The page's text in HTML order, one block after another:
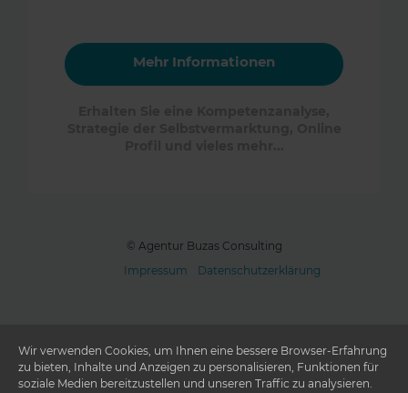
Mehr Informationen
© Agentur Buzas Consulting
Impressum
Datenschutzerklärung
Wir verwenden Cookies, um Ihnen eine bessere Browser-Erfahrung
zu bieten, Inhalte und Anzeigen zu personalisieren, Funktionen für
soziale Medien bereitzustellen und unseren Traffic zu analysieren.